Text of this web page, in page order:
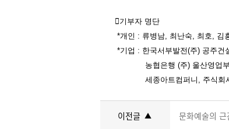
 기부자 명단
*개인 : 류병남, 최난숙, 최호, 김
*기업 : 한국서부발전(주) 공주건
농협은행 (주) 울산영업부, 춘
세종아트컴퍼니, 주식회사
이전글 ▲ 문화예술의